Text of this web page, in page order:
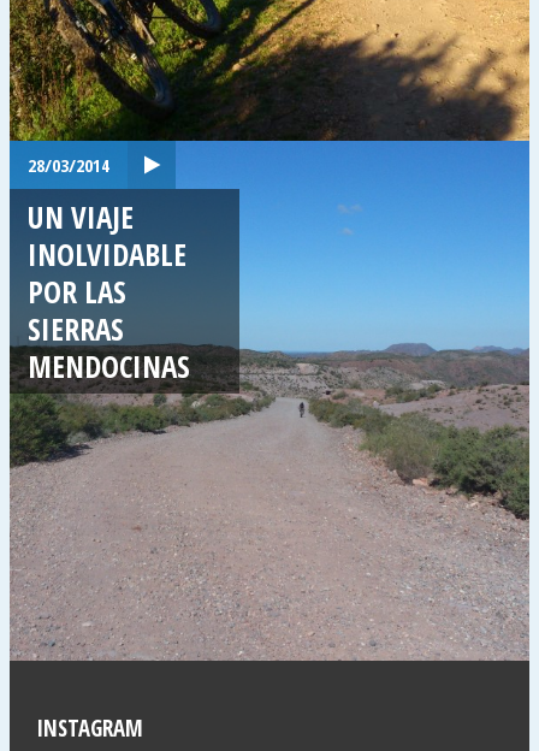
28/03/2014
UN VIAJE
INOLVIDABLE
POR LAS
SIERRAS
MENDOCINAS
INSTAGRAM